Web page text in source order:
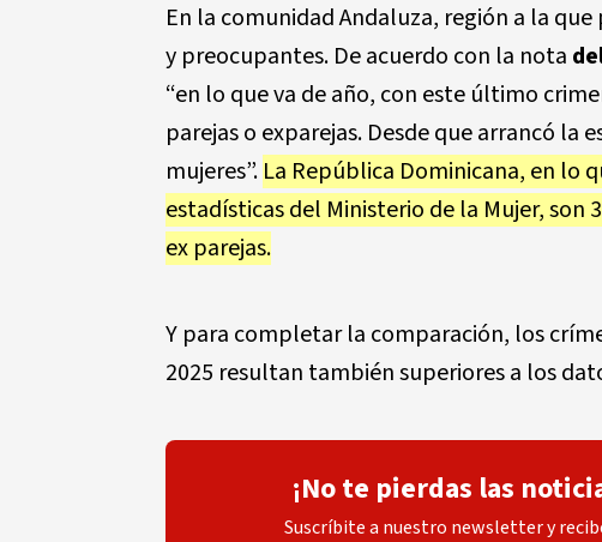
En la comunidad Andaluza, región a la
y preocupantes. De acuerdo con la nota
“en lo que va de año, con este último
parejas o exparejas. Desde que arrancó la
mujeres”. La República Dominicana, en lo
estadísticas del Ministerio de la Mujer, son
ex parejas.
Y para completar la comparación, los
2025 resultan también superiores a los
¡No te pierdas las
Suscríbite a nuestro newsletter y